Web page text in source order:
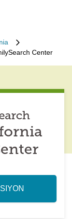
Center